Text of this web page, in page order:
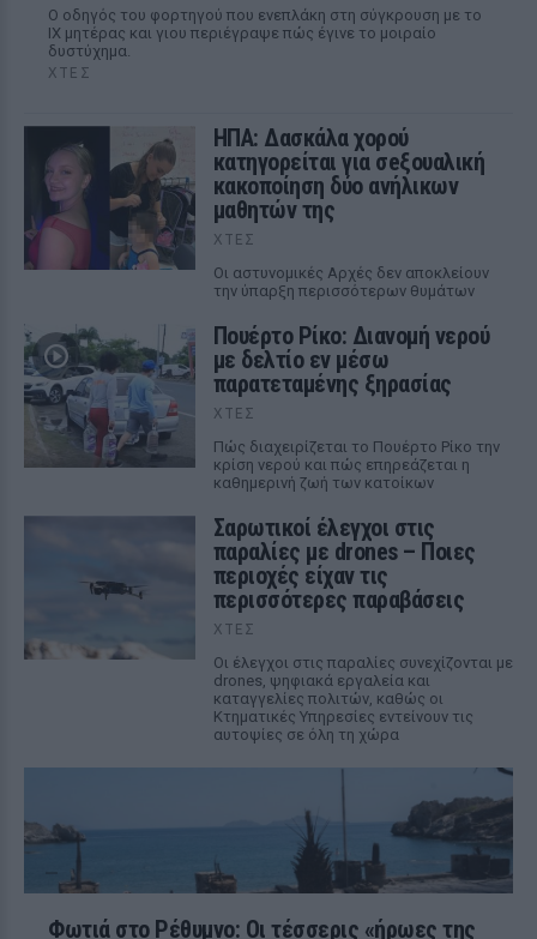
Ο οδηγός του φορτηγού που ενεπλάκη στη σύγκρουση με το
ΙΧ μητέρας και γιου περιέγραψε πώς έγινε το μοιραίο
δυστύχημα.
ΧΤΕΣ
ΗΠΑ: Δασκάλα χορού
κατηγορείται για σeξουαλική
κακοποίηση δύο ανήλικων
μαθητών της
ΧΤΕΣ
Οι αστυνομικές Αρχές δεν αποκλείουν
την ύπαρξη περισσότερων θυμάτων
Πουέρτο Ρίκο: Διανομή νερού
με δελτίο εν μέσω
παρατεταμένης ξηρασίας
ΧΤΕΣ
Πώς διαχειρίζεται το Πουέρτο Ρίκο την
κρίση νερού και πώς επηρεάζεται η
καθημερινή ζωή των κατοίκων
Σαρωτικοί έλεγχοι στις
παραλίες με drones – Ποιες
περιοχές είχαν τις
περισσότερες παραβάσεις
ΧΤΕΣ
Οι έλεγχοι στις παραλίες συνεχίζονται με
drones, ψηφιακά εργαλεία και
καταγγελίες πολιτών, καθώς οι
Κτηματικές Υπηρεσίες εντείνουν τις
αυτοψίες σε όλη τη χώρα
Φωτιά στο Ρέθυμνο: Οι τέσσερις «ήρωες της